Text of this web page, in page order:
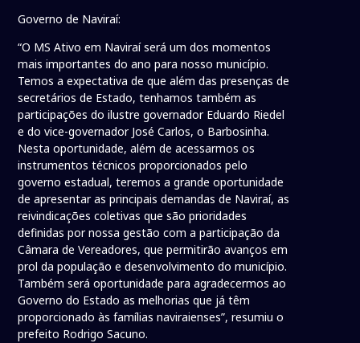
Governo de Naviraí:
“O MS Ativo em Naviraí será um dos momentos
mais importantes do ano para nosso município.
Temos a expectativa de que além das presenças de
secretários de Estado, tenhamos também as
participações do ilustre governador Eduardo Riedel
e do vice-governador José Carlos, o Barbosinha.
Nesta oportunidade, além de acessarmos os
instrumentos técnicos proporcionados pelo
governo estadual, teremos a grande oportunidade
de apresentar as principais demandas de Naviraí, as
reivindicações coletivas que são prioridades
definidas por nossa gestão com a participação da
Câmara de Vereadores, que permitirão avanços em
prol da população e desenvolvimento do município.
Também será oportunidade para agradecermos ao
Governo do Estado as melhorias que já têm
proporcionado às famílias naviraienses”, resumiu o
prefeito Rodrigo Sacuno.